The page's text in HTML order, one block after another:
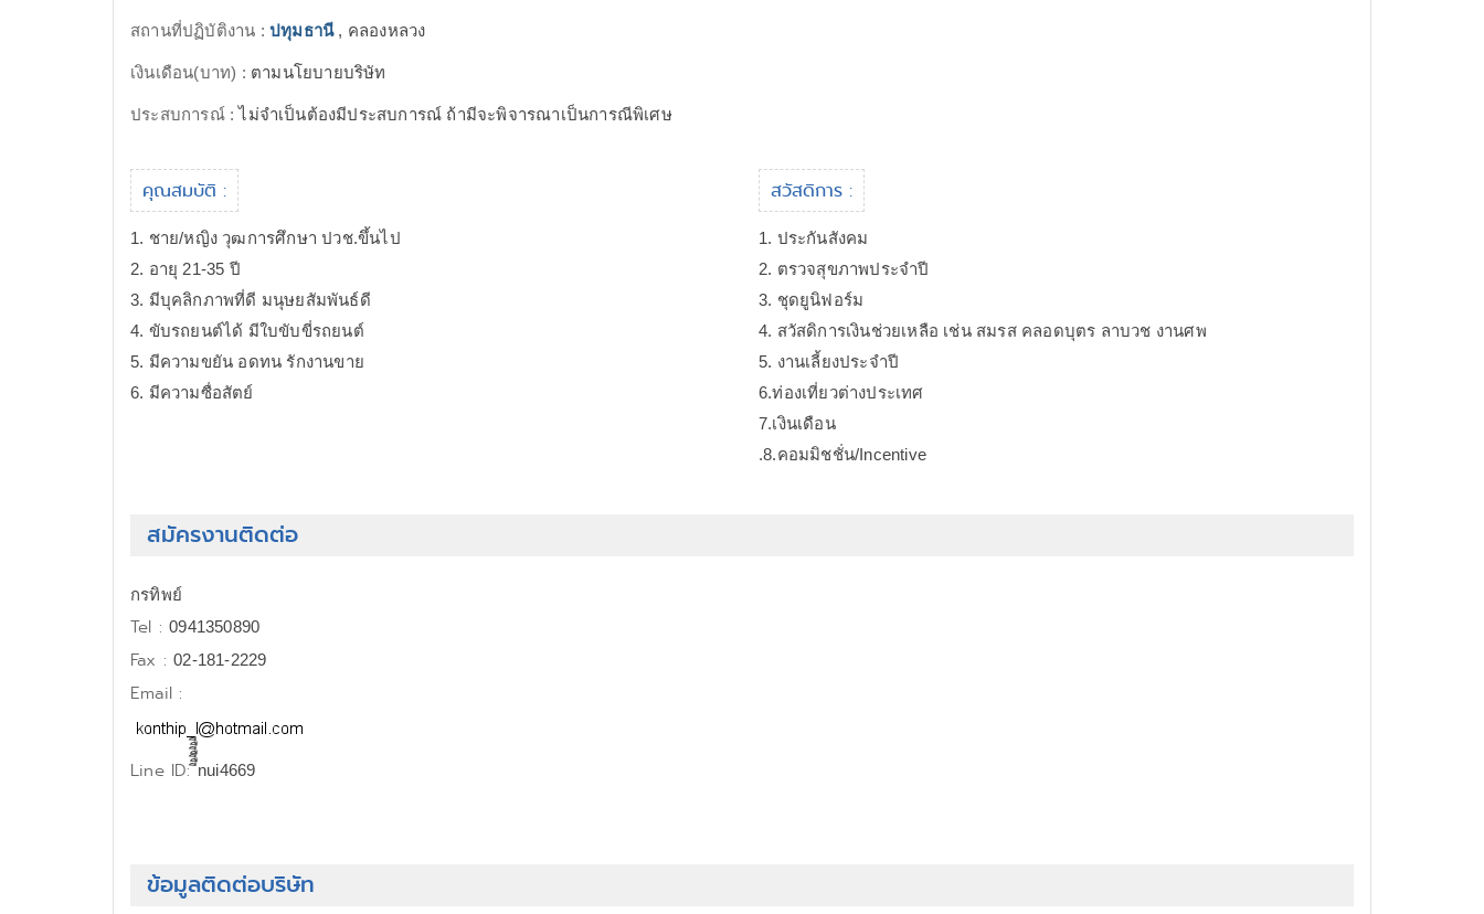
สถานที่ปฏิบัติงาน : ปทุมธานี, คลองหลวง
เงินเดือน(บาท) : ตามนโยบายบริษัท
ประสบการณ์ :ไม่จำเป็นต้องมีประสบการณ์ ถ้ามีจะพิจารณาเป็นการณีพิเศษ
คุณสมบัติ :
1. ชาย/หญิง วุฒการศึกษา ปวช.ขึ้นไป
2. อายุ 21-35 ปี
3. มีบุคลิกภาพที่ดี มนุษยสัมพันธ์ดี
4. ขับรถยนต์ได้ มีใบขับขี่รถยนต์
5. มีความขยัน อดทน รักงานขาย
6. มีความซื่อสัตย์
สวัสดิการ :
1. ประกันสังคม
2. ตรวจสุขภาพประจำปี
3. ชุดยูนิฟอร์ม
4. สวัสดิการเงินช่วยเหลือ เช่น สมรส คลอดบุตร ลาบวช งานศพ
5. งานเลี้ยงประจำปี
6.ท่องเที่ยวต่างประเทศ
7.เงินเดือน
.8.คอมมิชชั่น/Incentive
สมัครงานติดต่อ
กรทิพย์
Tel :0941350890
Fax :02-181-2229
Email :
Line ID:ีืีืีืีnui4669
ข้อมูลติดต่อบริษัท